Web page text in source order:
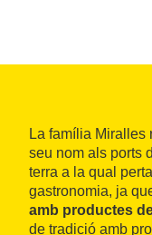
La família Miralles
seu nom als ports
terra a la qual
gastronomia, ja
amb productes
de tradició amb